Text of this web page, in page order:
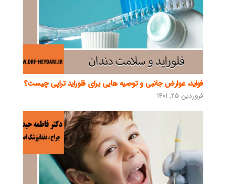
فواید، عوارض جانبی و توصیه هایی برای فلوراید تراپی چیست؟
فروردین ۲۵, ۱۴۰۱